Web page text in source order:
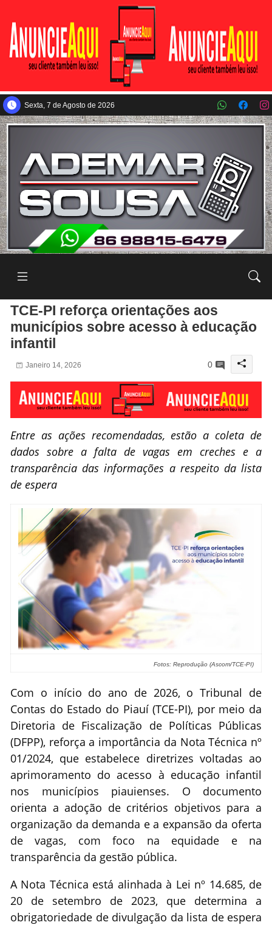
Pular para o conteúdo principal
Sexta, 7 de Agosto de 2026
TCE-PI reforça orientações aos
municípios sobre acesso à educação
infantil
Janeiro 14, 2026 0
Entre as ações recomendadas, estão a coleta de
dados sobre a falta de vagas em creches e a
transparência das informações a respeito da lista
de espera
Fotos: Reprodução (Ascom/TCE-PI)
Com o início do ano de 2026, o Tribunal de
Contas do Estado do Piauí (TCE-PI), por meio da
Diretoria de Fiscalização de Políticas Públicas
(DFPP), reforça a importância da Nota Técnica nº
01/2024, que estabelece diretrizes voltadas ao
aprimoramento do acesso à educação infantil
nos municípios piauienses. O documento
orienta a adoção de critérios objetivos para a
organização da demanda e a expansão da oferta
de vagas, com foco na equidade e na
transparência da gestão pública.
A Nota Técnica está alinhada à Lei nº 14.685, de
20 de setembro de 2023, que determina a
obrigatoriedade de divulgação da lista de espera